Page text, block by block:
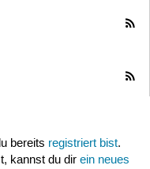
bereits registriert bist.
kannst du dir ein neues